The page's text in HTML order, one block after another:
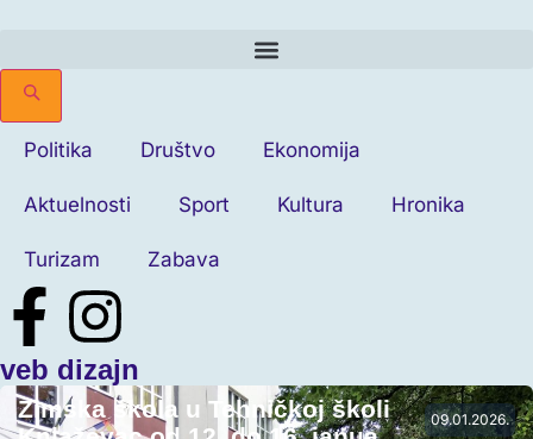
Politika Društvo Ekonomija
Aktuelnosti Sport Kultura Hronika
Turizam Zabava
veb dizajn
09.01.2026.
Zimska škola u Tehničkoj školi